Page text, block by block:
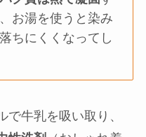
お湯を使うと染み
ちにくくなってし
牛乳を吸い取り、